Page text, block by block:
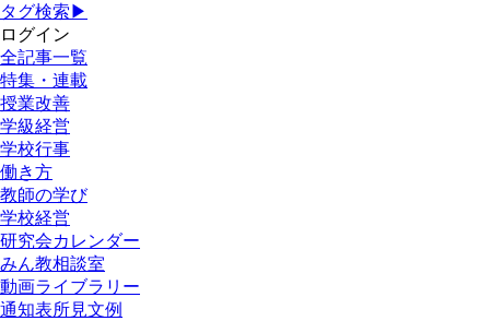
タグ検索▶
ログイン
全記事一覧
特集・連載
授業改善
学級経営
学校行事
働き方
教師の学び
学校経営
研究会カレンダー
みん教相談室
動画ライブラリー
通知表所見文例